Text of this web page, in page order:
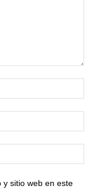
sitio web en este